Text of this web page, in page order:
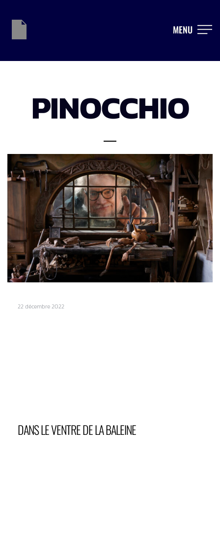
MENU
PINOCCHIO
22 décembre 2022
DANS LE VENTRE DE LA BALEINE